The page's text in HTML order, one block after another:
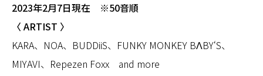
2023年2月7日現在 ※50音順
〈 ARTIST 〉
KARA、NOA、BUDDiiS、FUNKY MONKEY BΛBY‘S、
MIYAVI、Repezen Foxx and more